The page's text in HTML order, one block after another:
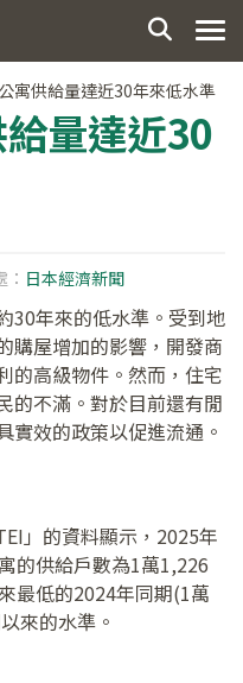
寓供給量達近30年來低水準
量達近30
： 日本經濟新聞
30年來的低水準。受到地
購屋增加的影響，開發商
的高級物件。然而，住宅
的不滿。對於目前還有閒
實效的政策以促進流通。
」的資料顯示，2025年
的供給戶數為1萬1,226
最低的2024年同期(1萬
來的水準。